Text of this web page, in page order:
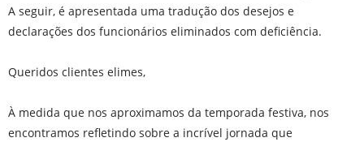
A seguir, é apresentada uma tradução dos desejos e
declarações dos funcionários eliminados com deficiência.
Queridos clientes elimes,
À medida que nos aproximamos da temporada festiva, nos
encontramos refletindo sobre a incrível jornada que